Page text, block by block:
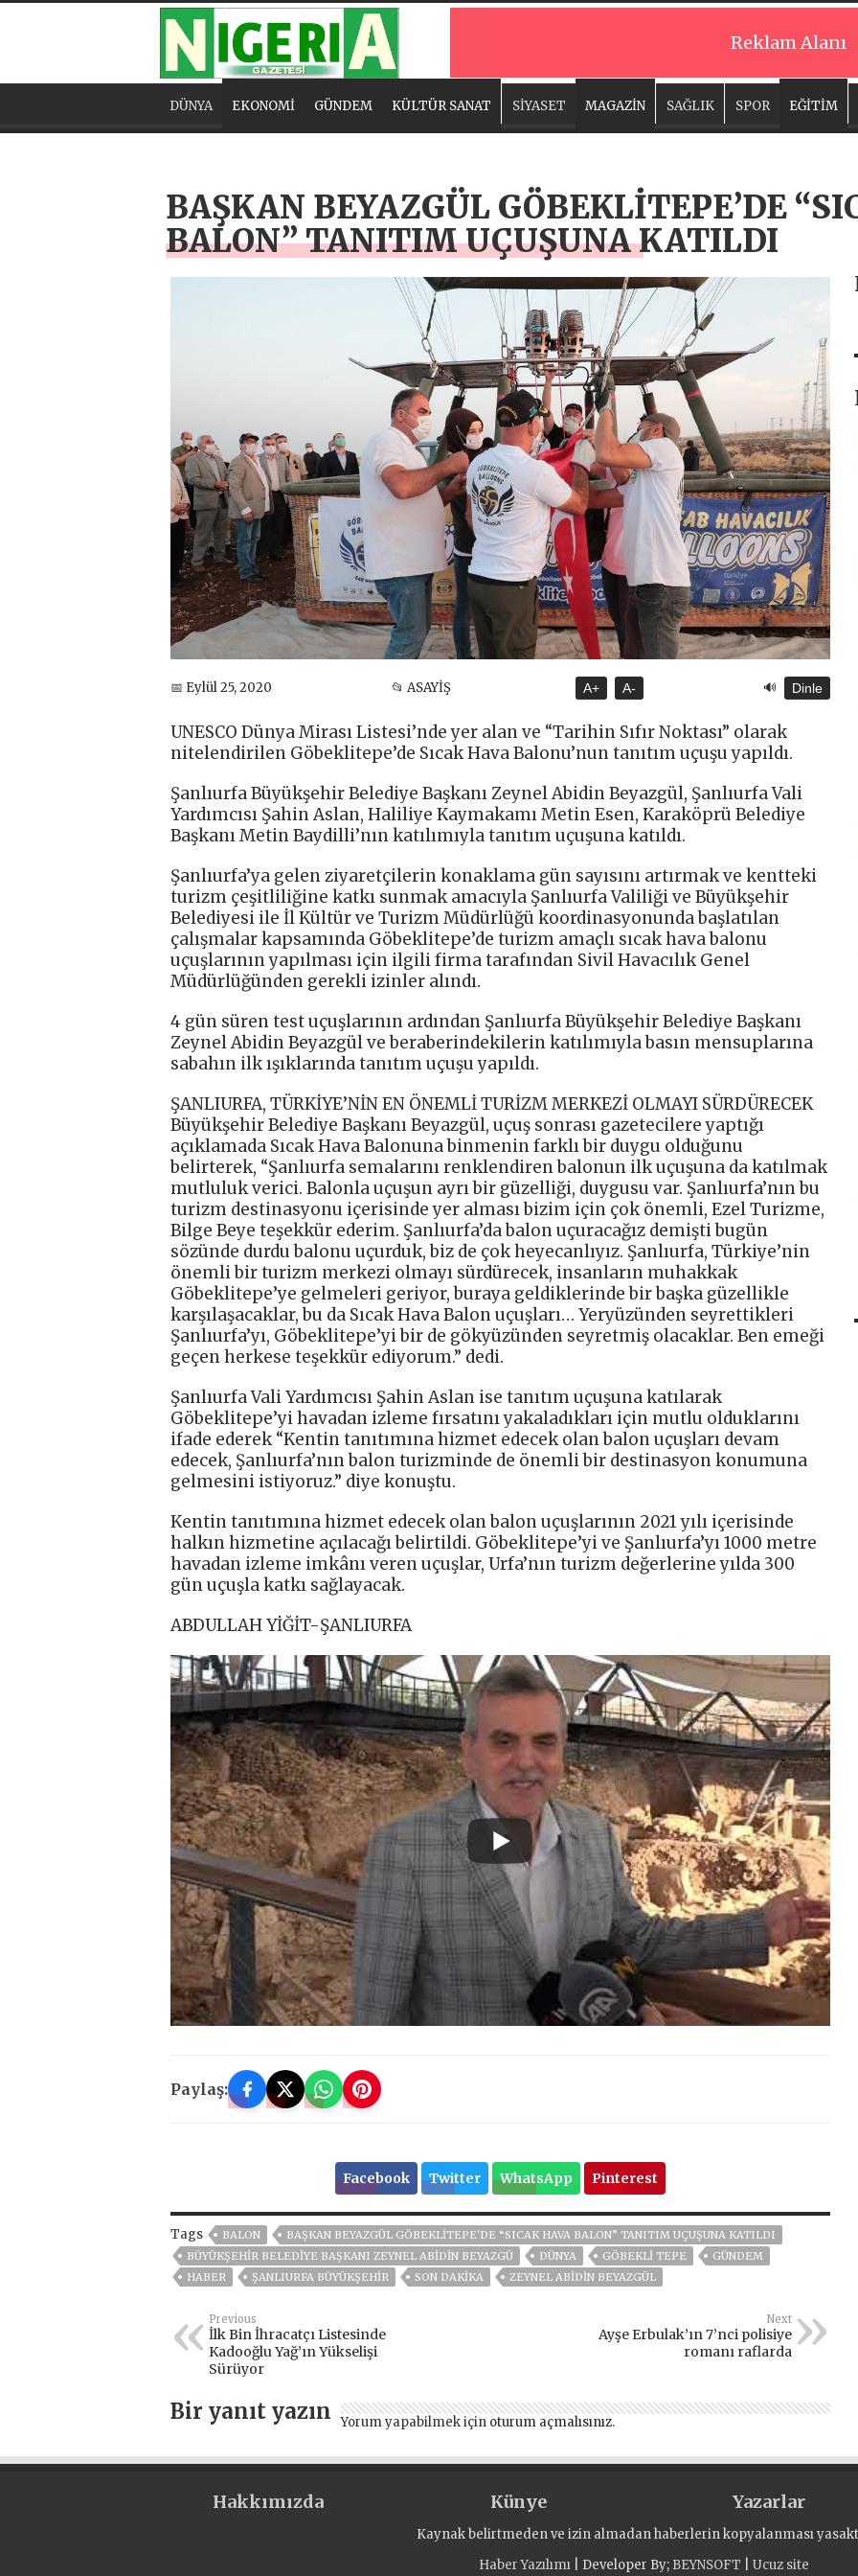
Reklam Alanı
DÜNYA EKONOMİ GÜNDEM KÜLTÜR SANAT SİYASET MAGAZİN SAĞLIK SPOR EĞİTİM
BAŞKAN BEYAZGÜL GÖBEKLİTEPE’DE
BALON” TANITIM UÇUŞUNA KATILDI
📅 Eylül 25, 2020 📂 ASAYİŞ A+ A- 🔊 Dinle
UNESCO Dünya Mirası Listesi’nde yer alan ve “Tarihin Sıfır Noktası” olarak
nitelendirilen Göbeklitepe’de Sıcak Hava Balonu’nun tanıtım uçuşu yapıldı.
Şanlıurfa Büyükşehir Belediye Başkanı Zeynel Abidin Beyazgül, Şanlıurfa Vali
Yardımcısı Şahin Aslan, Haliliye Kaymakamı Metin Esen, Karaköprü Belediye
Başkanı Metin Baydilli’nın katılımıyla tanıtım uçuşuna katıldı.
Şanlıurfa’ya gelen ziyaretçilerin konaklama gün sayısını artırmak ve kentteki
turizm çeşitliliğine katkı sunmak amacıyla Şanlıurfa Valiliği ve Büyükşehir
Belediyesi ile İl Kültür ve Turizm Müdürlüğü koordinasyonunda başlatılan
çalışmalar kapsamında Göbeklitepe’de turizm amaçlı sıcak hava balonu
uçuşlarının yapılması için ilgili firma tarafından Sivil Havacılık Genel
Müdürlüğünden gerekli izinler alındı.
4 gün süren test uçuşlarının ardından Şanlıurfa Büyükşehir Belediye Başkanı
Zeynel Abidin Beyazgül ve beraberindekilerin katılımıyla basın mensuplarına
sabahın ilk ışıklarında tanıtım uçuşu yapıldı.
ŞANLIURFA, TÜRKİYE’NİN EN ÖNEMLİ TURİZM MERKEZİ OLMAYI SÜRDÜRECEK
Büyükşehir Belediye Başkanı Beyazgül, uçuş sonrası gazetecilere yaptığı
açıklamada Sıcak Hava Balonuna binmenin farklı bir duygu olduğunu
belirterek, “Şanlıurfa semalarını renklendiren balonun ilk uçuşuna da katılmak
mutluluk verici. Balonla uçuşun ayrı bir güzelliği, duygusu var. Şanlıurfa’nın bu
turizm destinasyonu içerisinde yer alması bizim için çok önemli, Ezel Turizme,
Bilge Beye teşekkür ederim. Şanlıurfa’da balon uçuracağız demişti bugün
sözünde durdu balonu uçurduk, biz de çok heyecanlıyız. Şanlıurfa, Türkiye’nin
önemli bir turizm merkezi olmayı sürdürecek, insanların muhakkak
Göbeklitepe’ye gelmeleri geriyor, buraya geldiklerinde bir başka güzellikle
karşılaşacaklar, bu da Sıcak Hava Balon uçuşları… Yeryüzünden seyrettikleri
Şanlıurfa’yı, Göbeklitepe’yi bir de gökyüzünden seyretmiş olacaklar. Ben emeği
geçen herkese teşekkür ediyorum.” dedi.
Şanlıurfa Vali Yardımcısı Şahin Aslan ise tanıtım uçuşuna katılarak
Göbeklitepe’yi havadan izleme fırsatını yakaladıkları için mutlu olduklarını
ifade ederek “Kentin tanıtımına hizmet edecek olan balon uçuşları devam
edecek, Şanlıurfa’nın balon turizminde de önemli bir destinasyon konumuna
gelmesini istiyoruz.” diye konuştu.
Kentin tanıtımına hizmet edecek olan balon uçuşlarının 2021 yılı içerisinde
halkın hizmetine açılacağı belirtildi. Göbeklitepe’yi ve Şanlıurfa’yı 1000 metre
havadan izleme imkânı veren uçuşlar, Urfa’nın turizm değerlerine yılda 300
gün uçuşla katkı sağlayacak.
ABDULLAH YİĞİT-ŞANLIURFA
Paylaş:
Facebook Twitter WhatsApp Pinterest
Tags BALON
BAŞKAN BEYAZGÜL GÖBEKLİTEPE'DE “SICAK HAVA BALON” TANITIM UÇUŞUNA KATILDI
BÜYÜKŞEHIR BELEDIYE BAŞKANI ZEYNEL ABIDIN BEYAZGÜ
DÜNYA GÖBEKLİ TEPE
GÜNDEM
HABER
ŞANLIURFA BÜYÜKŞEHİR SON DAKIKA ZEYNEL ABİDİN BEYAZGÜL
Previous
İlk Bin İhracatçı Listesinde
Kadooğlu Yağ’ın Yükselişi
Sürüyor
Next
Ayşe Erbulak’ın 7’nci polisiye
romanı raflarda
Bir yanıt yazın Yorum yapabilmek için oturum açmalısınız.
Hakkımızda Künye Yazarlar
Kaynak belirtmeden ve izin almadan haberlerin kopyalanması
Haber Yazılımı| Developer By; BEYNSOFT Ucuz site